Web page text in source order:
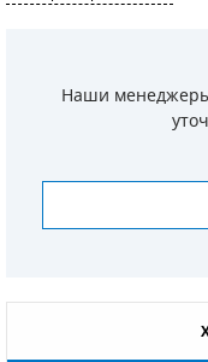
Наши менеджеры
ДЛЯ АДСОРБЦИОННЫХ